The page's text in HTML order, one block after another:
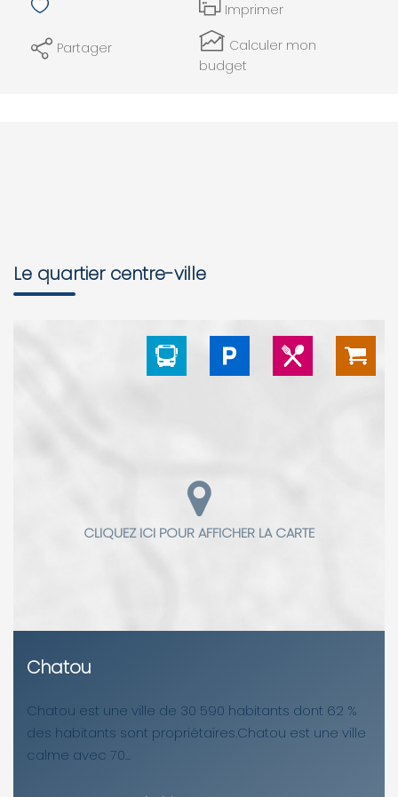
Imprimer
Partager
Calculer mon
budget
Le quartier centre-ville
Chatou
Chatou est une ville de 30 590 habitants dont 62 %
des habitants sont propriétaires.Chatou est une ville
calme avec 70...